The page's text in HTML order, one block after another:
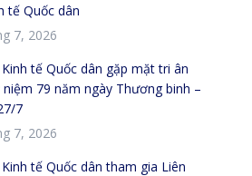
tế Quốc dân
7, 2026
tế Quốc dân gặp mặt tri ân
niệm 79 năm ngày Thương binh –
7
7, 2026
tế Quốc dân tham gia Liên